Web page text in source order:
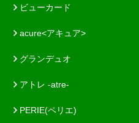
ビューカード
acure<アキュア>
グランデュオ
アトレ -atre-
PERIE(ペリエ)